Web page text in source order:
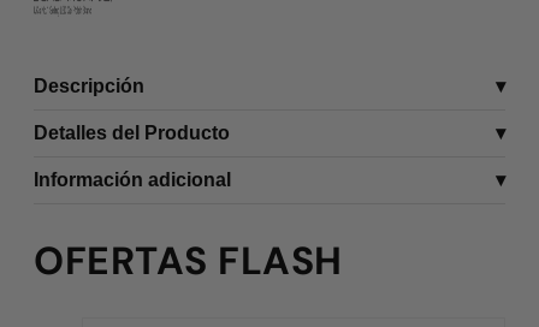
Descripción
Detalles del Producto
Información adicional
OFERTAS FLASH